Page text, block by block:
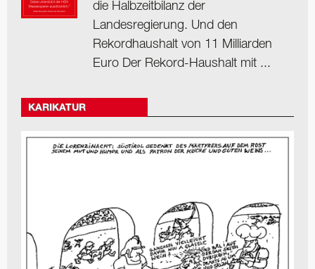
die Halbzeitbilanz der
Landesregierung. Und den
Rekordhaushalt von 11 Milliarden
Euro Der Rekord-Haushalt mit ...
KARIKATUR